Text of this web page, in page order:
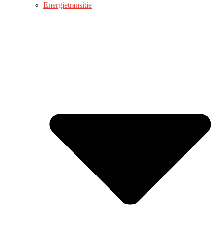
Energietransitie